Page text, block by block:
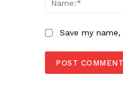
Save my